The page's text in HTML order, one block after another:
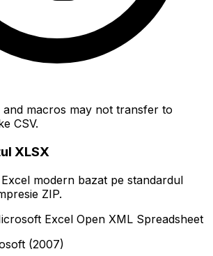
macros may not transfer to
CSV.
XLSX
modern bazat pe standardul
ZIP.
Excel Open XML Spreadsheet
(2007)